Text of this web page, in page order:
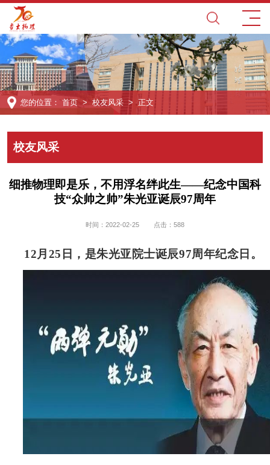
您的位置： 首页 > 校友风采 > 正文
校友风采
细推物理即是乐，不用浮名绊此生——纪念中国科
技“众帅之帅”朱光亚诞辰97周年
时间：2022-02-25 点击： 588
12月25日，是朱光亚院士诞辰97周年纪念日。